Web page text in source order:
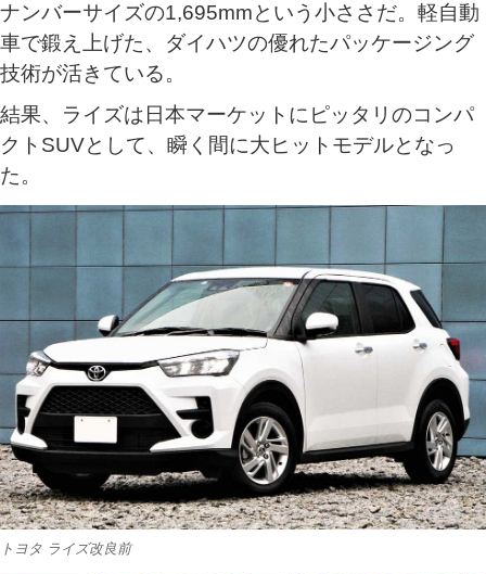
ナンバーサイズの1,695mmという小ささだ。軽自動
車で鍛え上げた、ダイハツの優れたパッケージング
技術が活きている。
結果、ライズは日本マーケットにピッタリのコンパ
クトSUVとして、瞬く間に大ヒットモデルとなっ
た。
トヨタ ライズ改良前